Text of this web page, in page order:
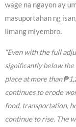
wage na ngayon ay
masuportahan ng
limang miyembro.
“Even with the full
significantly below
place at more than
continues to erode
food, transportation,
continue to rise. The